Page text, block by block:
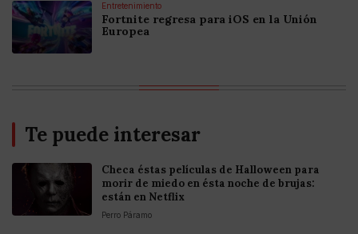
Entretenimiento
Fortnite regresa para iOS en la Unión
Europea
Te puede interesar
Checa éstas películas de Halloween para
morir de miedo en ésta noche de brujas:
están en Netflix
Perro Páramo